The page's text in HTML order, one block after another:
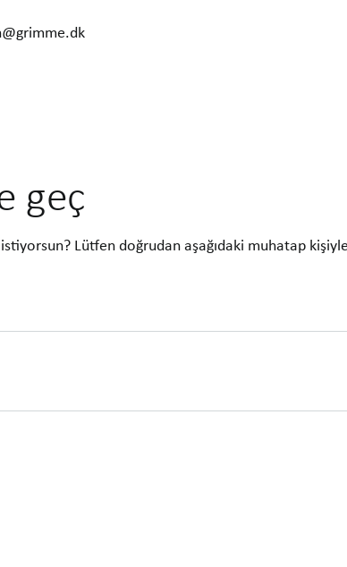
geç
Lütfen doğrudan aşağıdaki muhatap